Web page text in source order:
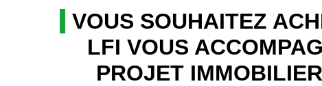
VOUS SOUHAITEZ
LFI VOUS
PROJET